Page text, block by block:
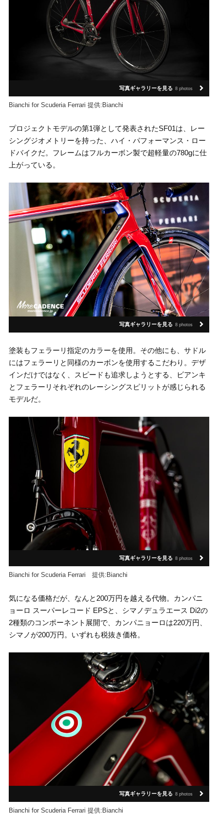
写真ギャラリーを見る 8 photos
Bianchi for Scuderia Ferrari 提供:Bianchi
プロジェクトモデルの第1弾として発表されたSF01は、レー
シングジオメトリーを持った、ハイ・パフォーマンス・ロー
ドバイクだ。フレームはフルカーボン製で超軽量の780gに仕
上がっている。
写真ギャラリーを見る 8 photos
塗装もフェラーリ指定のカラーを使用。その他にも、サドル
にはフェラーリと同様のカーボンを使用するこだわり。デザ
インだけではなく、スピードも追求しようとする、ビアンキ
とフェラーリそれぞれのレーシングスピリットが感じられる
モデルだ。
写真ギャラリーを見る 8 photos
Bianchi for Scuderia Ferrari 提供:Bianchi
気になる価格だが、なんと200万円を越える代物。カンパニ
ョーロ スーパーレコード EPSと、シマノデュラエース Di2の
2種類のコンポーネント展開で、カンパニョーロは220万円、
シマノが200万円。いずれも税抜き価格。
写真ギャラリーを見る 8 photos
Bianchi for Scuderia Ferrari 提供:Bianchi